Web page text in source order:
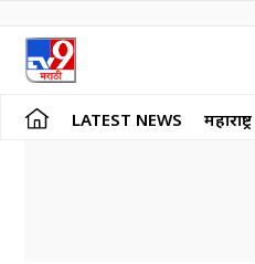
LATEST NEWS महाराष्ट्र